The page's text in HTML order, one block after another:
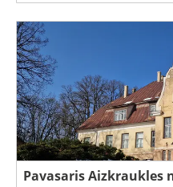
Pavasaris Aizkraukles